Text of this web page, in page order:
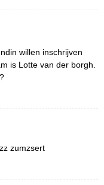
willen inschrijven
is Lotte van der borgh.
zumzsert